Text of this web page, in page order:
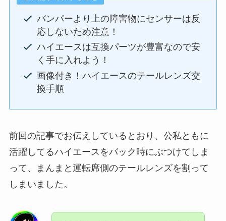
バンパーより上の障害物にセンサーは反
応しないため注意！
ハイエースは互換パーツが豊富なので安
く手に入れよう！
画像付き！ハイエースのテールレンズ交
換手順
前回の記事でお伝えしているとおり、公私ともに
活躍してるハイエースをバック時にぶつけてしま
って、まんまと運転席側のテールレンズを割って
しまいました。